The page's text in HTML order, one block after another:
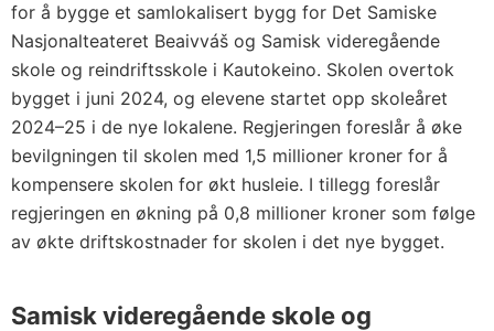
for å bygge et samlokalisert bygg for Det Samiske
Nasjonalteateret Beaivváš og Samisk videregående
skole og reindriftsskole i Kautokeino. Skolen overtok
bygget i juni 2024, og elevene startet opp skoleåret
2024–25 i de nye lokalene. Regjeringen foreslår å øke
bevilgningen til skolen med 1,5 millioner kroner for å
kompensere skolen for økt husleie. I tillegg foreslår
regjeringen en økning på 0,8 millioner kroner som følge
av økte driftskostnader for skolen i det nye bygget.
Samisk videregående skole og